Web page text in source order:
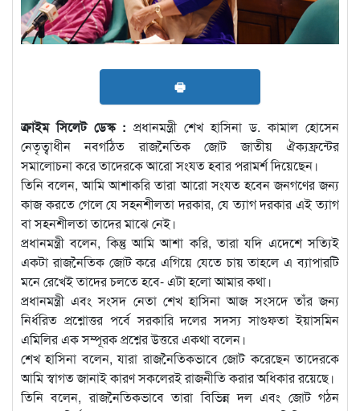
🖶
ক্রাইম সিলেট ডেস্ক : প্রধানমন্ত্রী শেখ হাসিনা ড. কামাল হোসেন
নেতৃত্বাধীন নবগঠিত রাজনৈতিক জোট জাতীয় ঐক্যফ্রন্টের
সমালোচনা করে তাদেরকে আরো সংযত হবার পরামর্শ দিয়েছেন।
তিনি বলেন, আমি আশাকরি তারা আরো সংযত হবেন জনগণের জন্য
কাজ করতে গেলে যে সহনশীলতা দরকার, যে ত্যাগ দরকার এই ত্যাগ
বা সহনশীলতা তাদের মাঝে নেই।
প্রধানমন্ত্রী বলেন, কিন্তু আমি আশা করি, তারা যদি এদেশে সত্যিই
একটা রাজনৈতিক জোট করে এগিয়ে যেতে চায় তাহলে এ ব্যাপারটি
মনে রেখেই তাদের চলতে হবে- এটা হলো আমার কথা।
প্রধানমন্ত্রী এবং সংসদ নেতা শেখ হাসিনা আজ সংসদে তাঁর জন্য
নির্ধরিত প্রশ্নোত্তর পর্বে সরকারি দলের সদস্য সাগুফতা ইয়াসমিন
এমিলির এক সম্পূরক প্রশ্নের উত্তরে একথা বলেন।
শেখ হাসিনা বলেন, যারা রাজনৈতিকভাবে জোট করেছেন তাদেরকে
আমি স্বাগত জানাই কারণ সকলেরই রাজনীতি করার অধিকার রয়েছে।
তিনি বলেন, রাজনৈতিকভাবে তারা বিভিন্ন দল এবং জোট গঠন